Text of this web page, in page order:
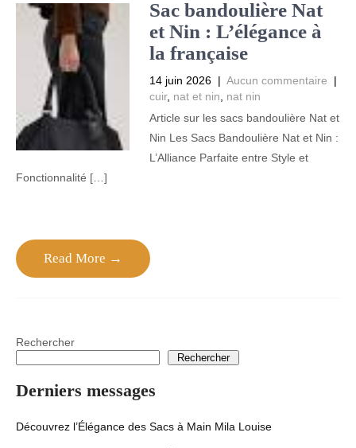
Sac bandoulière Nat
et Nin : L’élégance à
la française
14 juin 2026 | Aucun commentaire
|
cuir, nat et nin
nat nin
Article sur les sacs bandoulière Nat et
Nin Les Sacs Bandoulière Nat et Nin :
L’Alliance Parfaite entre Style et
Fonctionnalité […]
Read More →
Rechercher
Rechercher
Derniers messages
Découvrez l’Élégance des Sacs à Main Mila Louise